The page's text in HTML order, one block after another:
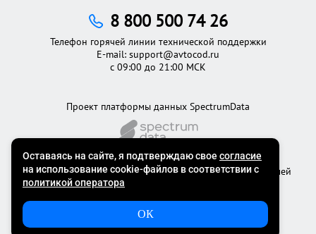
©2012 - 2026Официальный сервис проверки автомобилей
Проект платформы данных SpectrumData
8 800 500 74 26
Телефон горячей линии технической поддержки
E-mail: support@avtocod.ru
с 09:00 до 21:00 МСК